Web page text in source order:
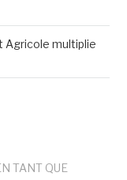
Agricole multiplie
TANT QUE